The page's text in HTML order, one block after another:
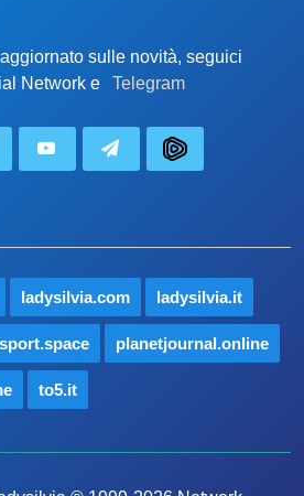
sulle novità, seguici
Network e
Telegram
ladysilvia.com ladysilvia.it
planetjournal.online
to5.it